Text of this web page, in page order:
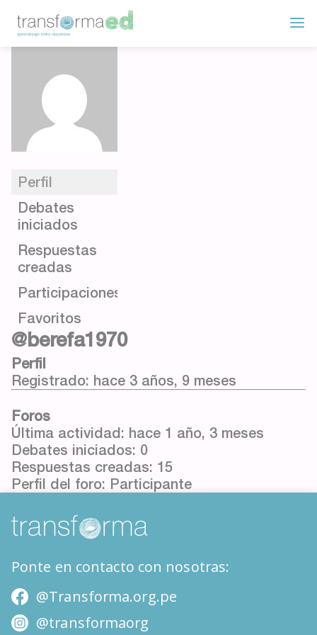
Perfil
Debates
iniciados
Respuestas
creadas
Participaciones
Favoritos
@berefa1970
Perfil
Registrado: hace 3 años, 9 meses
Foros
Última actividad: hace 1 año, 3 meses
Debates iniciados: 0
Respuestas creadas: 15
Perfil del foro: Participante
Ponte en contacto con nosotras:
@Transforma.org.pe
@transformaorg